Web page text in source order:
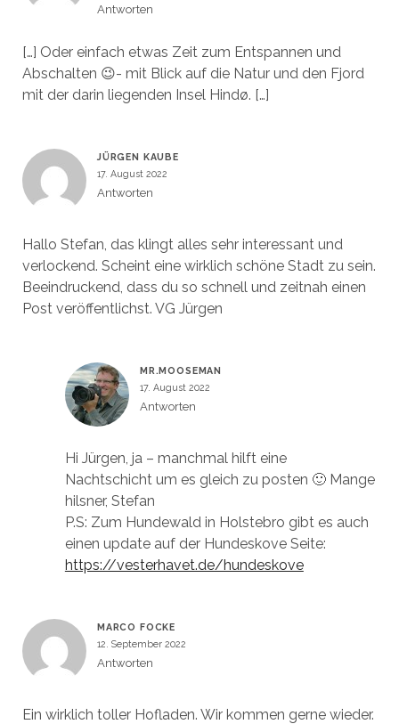
Antworten
[…] Oder einfach etwas Zeit zum Entspannen und
Abschalten 😉- mit Blick auf die Natur und den Fjord
mit der darin liegenden Insel Hindø. […]
JÜRGEN KAUBE
17. August 2022
Antworten
Hallo Stefan, das klingt alles sehr interessant und
verlockend. Scheint eine wirklich schöne Stadt zu sein.
Beeindruckend, dass du so schnell und zeitnah einen
Post veröffentlichst. VG Jürgen
MR.MOOSEMAN
17. August 2022
Antworten
Hi Jürgen, ja – manchmal hilft eine
Nachtschicht um es gleich zu posten 🙂 Mange
hilsner, Stefan
P.S: Zum Hundewald in Holstebro gibt es auch
einen update auf der Hundeskove Seite:
https://vesterhavet.de/hundeskove
MARCO FOCKE
12. September 2022
Antworten
Ein wirklich toller Hofladen. Wir kommen gerne wieder.